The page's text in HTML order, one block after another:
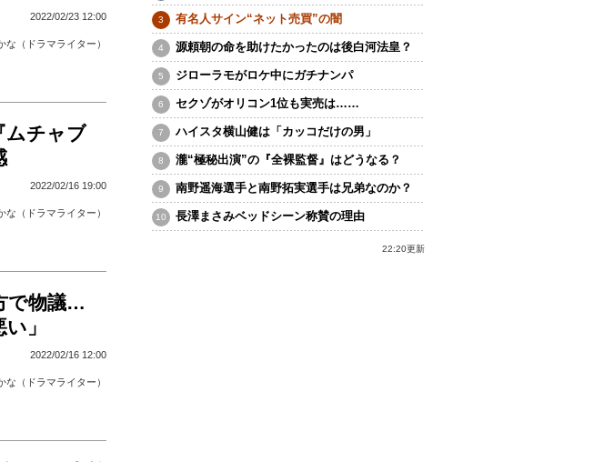
2022/02/23 12:00
な（ドラマライター）
ムチャブ
2022/02/16 19:00
な（ドラマライター）
で物議…
」
2022/02/16 12:00
な（ドラマライター）
有名人サイン“ネット売買”の闇
源頼朝の命を助けたかったのは後白河法皇？
ジローラモがロケ中にガチナンパ
セクゾがオリコン1位も実売は……
ハイスタ横山健は「カッコだけの男」
瀧“極秘出演”の『全裸監督』はどうなる？
南野遥海選手と南野拓実選手は兄弟なのか？
長澤まさみベッドシーン称賛の理由
22:20更新